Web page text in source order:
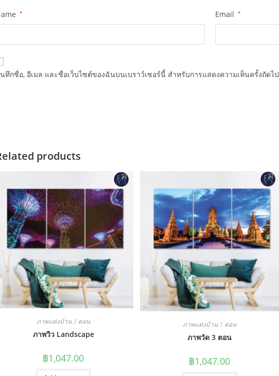
* Email *
ทึกชื่อ, อีเมล และชื่อเว็บไซต์ของฉันบนเบราว์เซอร์นี้ สำหรับการแสดงความเห็นครั้งถัดไป
products
ภาพแต่งบ้าน 3 ตอน
ภาพวิว Landscape
฿1,047.00
ภาพแต่งบ้าน 3 ตอน
ภาพวัด 3 ตอน
฿1,047.00